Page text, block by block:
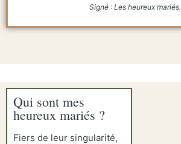
Signé : Les heureux mariés.
Qui sont mes
heureux mariés ?
Fiers de leur singularité,